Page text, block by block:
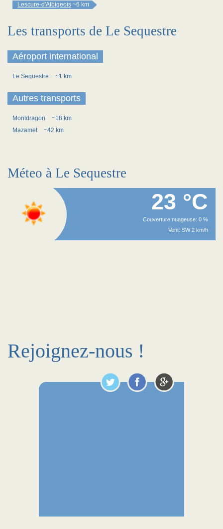
Lescure-d'Albigeois ~6 km
Les transports de Le Sequestre
Aéroport international
Le Sequestre ~1 km
Autres transports
Montdragon
~18 km
Mazamet
~42 km
Méteo à Le Sequestre
23 °C
Couverture nuageuse: 0 %
Vent: SW 2 km/h
Rejoignez-nous !